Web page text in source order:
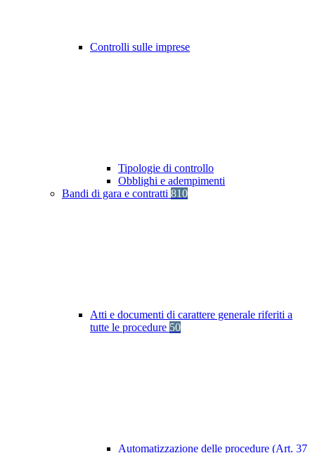
Controlli sulle imprese
Tipologie di controllo
Obblighi e adempimenti
Bandi di gara e contratti 810
Atti e documenti di carattere generale riferiti a
tutte le procedure 50
Automatizzazione delle procedure (Art. 37